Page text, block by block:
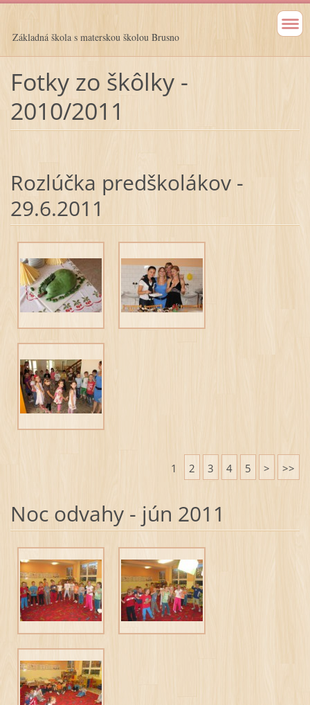
Základná škola s materskou školou Brusno
Fotky zo škôlky -
2010/2011
Rozlúčka predškolákov -
29.6.2011
1 2 3 4 5 > >>
Noc odvahy - jún 2011